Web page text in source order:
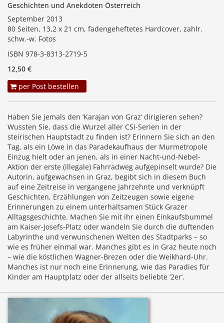
Geschichten und Anekdoten Österreich
September 2013
80 Seiten, 13,2 x 21 cm, fadengeheftetes Hardcover, zahlr.
schw.-w. Fotos
ISBN 978-3-8313-2719-5
12,50 €
per Post bestellen
Haben Sie jemals den ‘Karajan von Graz’ dirigieren sehen?
Wussten Sie, dass die Wurzel aller CSI-Serien in der
steirischen Hauptstadt zu finden ist? Erinnern Sie sich an den
Tag, als ein Löwe in das Paradekaufhaus der Murmetropole
Einzug hielt oder an jenen, als in einer Nacht-und-Nebel-
Aktion der erste (illegale) Fahrradweg aufgepinselt wurde? Die
Autorin, aufgewachsen in Graz, begibt sich in diesem Buch
auf eine Zeitreise in vergangene Jahrzehnte und verknüpft
Geschichten, Erzählungen von Zeitzeugen sowie eigene
Erinnerungen zu einem unterhaltsamen Stück Grazer
Alltagsgeschichte. Machen Sie mit ihr einen Einkaufsbummel
am Kaiser-Josefs-Platz oder wandeln Sie durch die duftenden
Labyrinthe und verwunschenen Welten des Stadtparks – so
wie es früher einmal war. Manches gibt es in Graz heute noch
– wie die köstlichen Wagner-Brezen oder die Weikhard-Uhr.
Manches ist nur noch eine Erinnerung, wie das Paradies für
Kinder am Hauptplatz oder der allseits beliebte ‘2er’.